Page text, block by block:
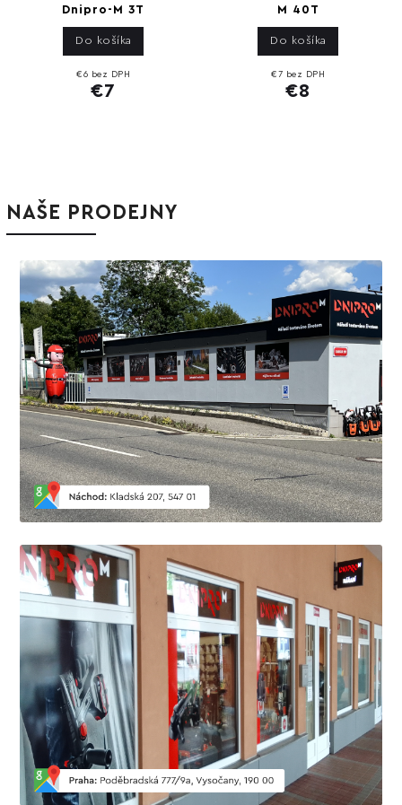
Dnipro-M 3T
€6 bez DPH
€7
Do košíka
M 40T
€7 bez DPH
€8
Do košíka
NAŠE PRODEJNY